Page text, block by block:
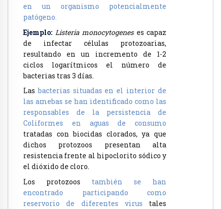
en un organismo potencialmente
patógeno.
Ejemplo: Listeria monocytogeneses capaz
de infectar células protozoarias,
resultando en un incremento de 1-2
ciclos logarítmicos el número de
bacterias tras 3 días.
Las bacterias situadas en el interior de
las amebas se han identificado como las
responsables de la persistencia de
Coliformes en aguas de consumo
tratadas con biocidas clorados, ya que
dichos protozoos presentan alta
resistencia frente al hipoclorito sódico y
el dióxido de cloro.
Los protozoos también se han
encontrado participando como
reservorio de diferentes virus tales